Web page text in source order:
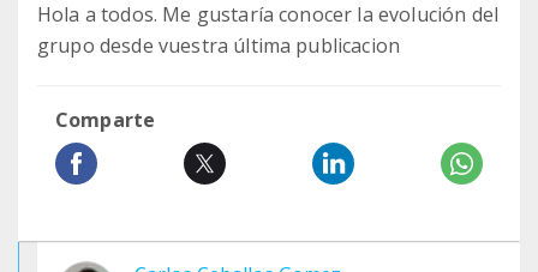
Hola a todos. Me gustaría conocer la evolución del
grupo desde vuestra última publicacion
Comparte